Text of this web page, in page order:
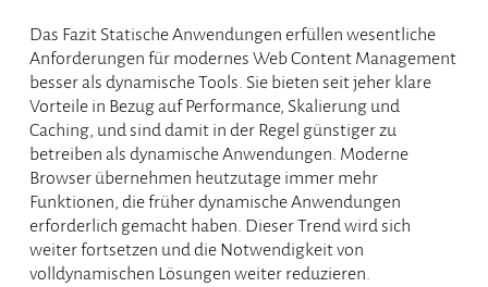
Das Fazit Statische Anwendungen erfüllen wesentliche
Anforderungen für modernes Web Content Management
besser als dynamische Tools. Sie bieten seit jeher klare
Vorteile in Bezug auf Performance, Skalierung und
Caching, und sind damit in der Regel günstiger zu
betreiben als dynamische Anwendungen. Moderne
Browser übernehmen heutzutage immer mehr
Funktionen, die früher dynamische Anwendungen
erforderlich gemacht haben. Dieser Trend wird sich
weiter fortsetzen und die Notwendigkeit von
volldynamischen Lösungen weiter reduzieren.